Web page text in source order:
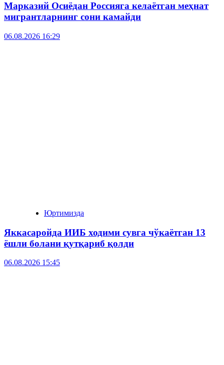
Марказий Осиёдан Россияга келаётган меҳнат
мигрантларнинг сони камайди
06.08.2026 16:29
Юртимизда
Яккасаройда ИИБ ходими сувга чўкаётган 13
ёшли болани қутқариб қолди
06.08.2026 15:45